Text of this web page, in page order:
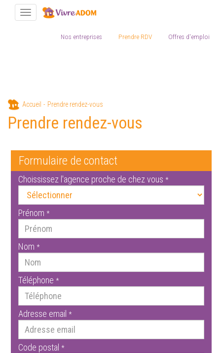
Aller
contenu
Nos entreprises Prendre RDV Offres d'emploi
Toggle navigation
Accueil Prendre rendez-vous
Prendre rendez-vous
Formulaire de contact
Choississez l'agence proche de chez vous*
Prénom*
Nom*
Téléphone*
Adresse email*
Code postal*